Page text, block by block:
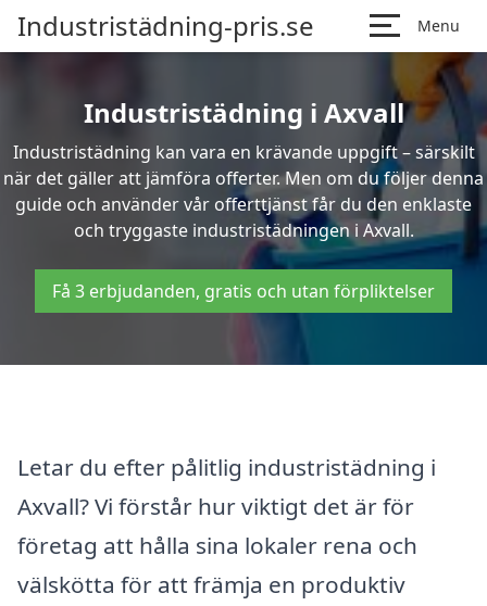
Industristädning-pris.se Menu
Industristädning i Axvall
Industristädning kan vara en krävande uppgift – särskilt
när det gäller att jämföra offerter. Men om du följer denna
guide och använder vår offerttjänst får du den enklaste
och tryggaste industristädningen i Axvall.
Få 3 erbjudanden, gratis och utan förpliktelser
Letar du efter pålitlig industristädning i
Axvall? Vi förstår hur viktigt det är för
företag att hålla sina lokaler rena och
välskötta för att främja en produktiv